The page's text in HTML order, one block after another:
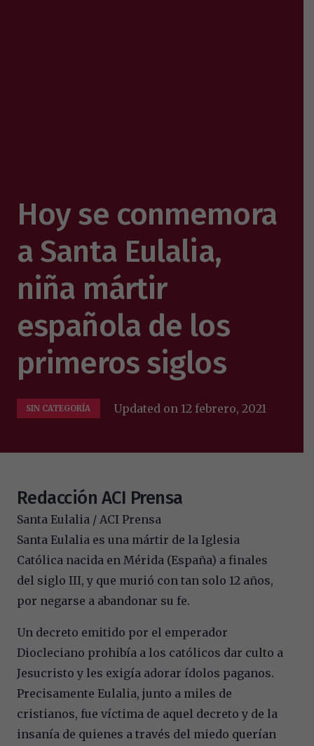
Hoy se conmemora
a Santa Eulalia,
niña mártir
española de los
primeros siglos
SIN CATEGORÍA Updated on 12 febrero, 2021
Redacción ACI Prensa
Santa Eulalia / ACI Prensa
Santa Eulalia es una mártir de la Iglesia
Católica nacida en Mérida (España) a finales
del siglo III, y que murió con tan solo 12 años,
por negarse a abandonar su fe.
Un decreto emitido por el emperador
Diocleciano prohibía a los católicos dar culto a
Jesucristo y les exigía adorar ídolos paganos.
Precisamente Eulalia, junto a miles de
cristianos, fue víctima de aquel decreto y de la
insanía de quienes a través del miedo querían